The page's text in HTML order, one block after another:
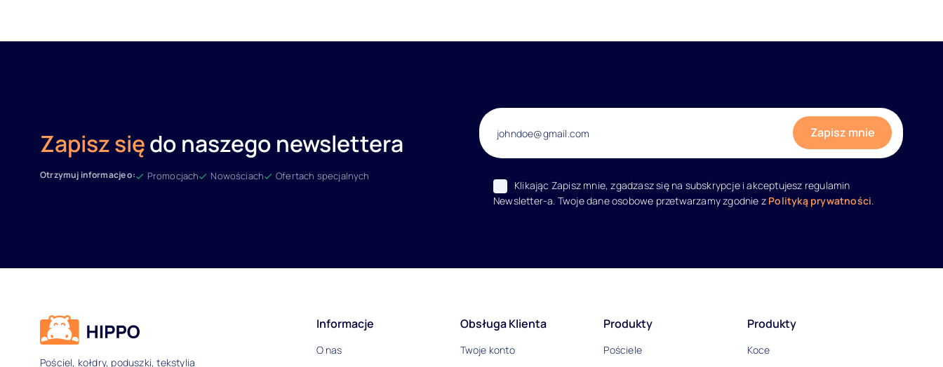
Zapisz siędo naszego newslettera
Otrzymuj informacje o: Promocjach Nowościach Ofertach specjalnych
Klikając Zapisz mnie, zgadzasz się na subskrypcje i akceptujesz regulamin
Newsletter-a. Twoje dane osobowe przetwarzamy zgodnie z Polityką prywatności.
Dane kontaktowe i informacje
Pościel, kołdry, poduszki, tekstylia
Informacje
O nas
Obsługa Klienta
Twoje konto
Produkty
Pościele
Produkty
Koce